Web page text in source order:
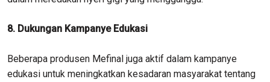
8. Dukungan Kampanye Edukasi
Beberapa produsen Mefinal juga aktif dalam kampanye
edukasi untuk meningkatkan kesadaran masyarakat tentang